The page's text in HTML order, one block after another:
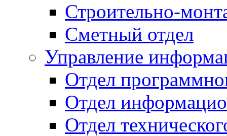
Строительно-
Сметный отдел
Управление
Отдел
Отдел
Отдел